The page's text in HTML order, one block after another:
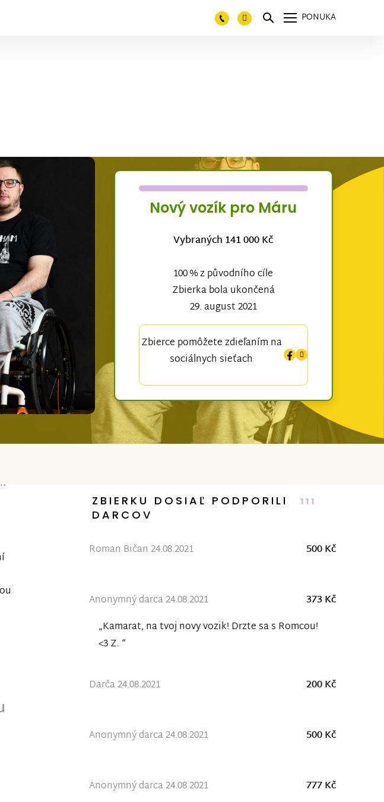
PONUKA
Nový vozík pro Máru
Vybraných 141 000 Kč
100 % z původního cíle
Zbierka bola ukončená
29. august 2021
Zbierce pomôžete zdieľaním na
sociálnych sieťach
ZBIERKU DOSIAĽ PODPORILI 111
DARCOV
Roman Bičan 24.08.2021 500 Kč
Anonymný darca 24.08.2021
373 Kč
„Kamarat, na tvoj novy vozik! Drzte sa s Romcou!
<3 Z. “
Darča 24.08.2021 200 Kč
Anonymný darca 24.08.2021 500 Kč
Anonymný darca 24.08.2021 777 Kč